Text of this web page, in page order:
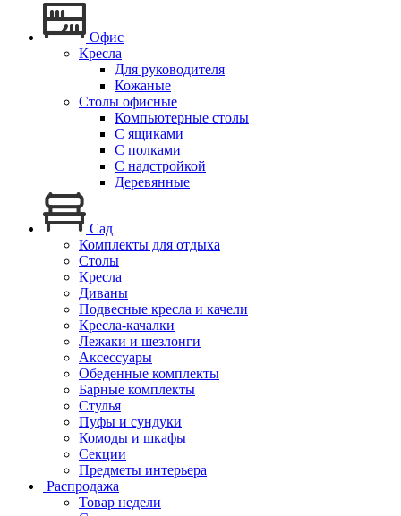
Офис
Кресла
Для руководителя
Кожаные
Столы офисные
Компьютерные столы
С ящиками
С полками
С надстройкой
Деревянные
Сад
Комплекты для отдыха
Столы
Кресла
Диваны
Подвесные кресла и качели
Кресла-качалки
Лежаки и шезлонги
Аксессуары
Обеденные комплекты
Барные комплекты
Стулья
Пуфы и сундуки
Комоды и шкафы
Секции
Предметы интерьера
Распродажа
Товар недели